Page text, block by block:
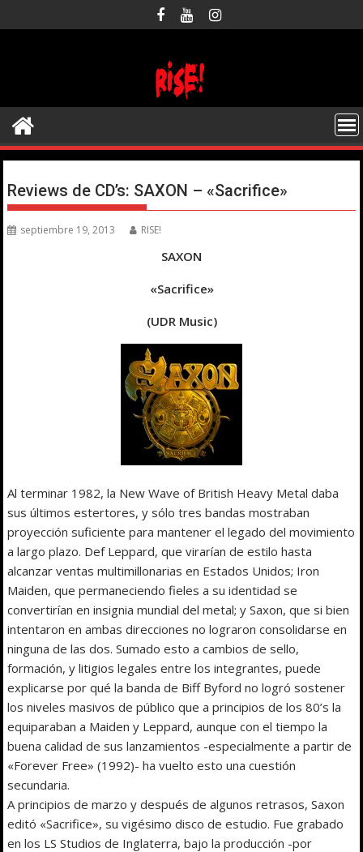
al
Reviews de CD’s: SAXON – «Sacrifice»
septiembre 19, 2013 RISE!
SAXON
«Sacrifice»
(UDR Music)
Al terminar 1982, la New Wave of British Heavy Metal daba
sus últimos estertores, y sólo tres bandas mostraban
proyección suficiente para mantener el legado del movimiento
a largo plazo. Def Leppard, que virarían de estilo hasta
alcanzar ventas multimillonarias en Estados Unidos; Iron
Maiden, que permaneciendo fieles a su identidad se
convertirían en insignia mundial del metal; y Saxon, que si bien
intentaron en ambas direcciones no lograron consolidarse en
ninguna de las dos. Sumado esto a cambios de sello,
formación, y litigios legales entre los integrantes, puede
explicarse por qué la banda de Biff Byford no logró sostener
los niveles masivos de público que a principios de los 80’s la
equiparaban a Maiden y Leppard, aunque con el tiempo la
buena calidad de sus lanzamientos -especialmente a partir de
«Forever Free» (1992)- ha vuelto esto una cuestión
secundaria.
A principios de marzo y después de algunos retrasos, Saxon
editó «Sacrifice», su vigésimo disco de estudio. Fue grabado
en los LS Studios de Inglaterra, bajo la producción -por